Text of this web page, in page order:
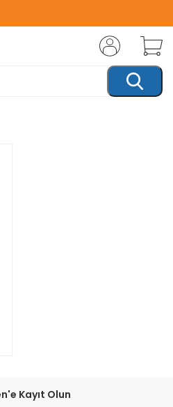
Kayıt Olun